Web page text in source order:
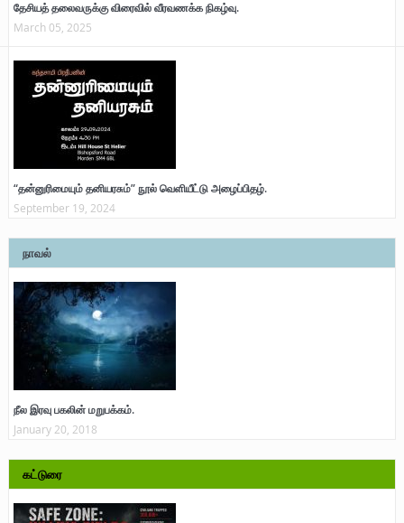
தேசியத் தலைவருக்கு விரைவில் வீரவணக்க நிகழ்வு.
March 05, 2025
“தன்னுரிமையும் தனியரசும்” நூல் வெளியீட்டு அழைப்பிதழ்.
September 19, 2024
நாவல்
நீல இரவு பகலின் மறுபக்கம்.
January 20, 2018
கட்டுரை